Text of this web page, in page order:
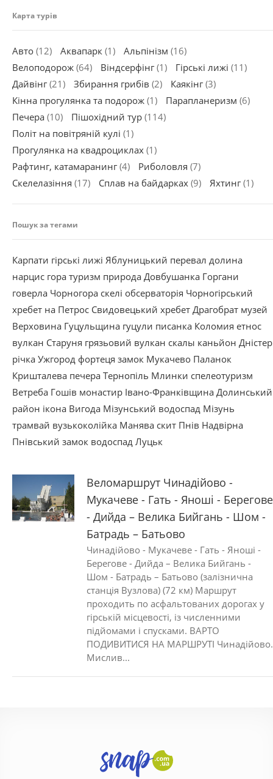
Карта турів
Авто (12) Аквапарк (1) Альпінізм (16)
Велоподорож (64) Віндсерфінг(1) Гірські лижі (11)
Дайвінг(21) Збирання грибів (2) Каякінг(3)
Кінна прогулянка та подорож (1) Парапланеризм (6)
Печера (10) Пішохідний тур (114)
Політ на повітряній кулі (1)
Прогулянка на квадроциклах (1)
Рафтинг, катамаранинг(4) Риболовля (7)
Скелелазіння (17) Сплав на байдарках (9) Яхтинг(1)
Пошук за тегами
Карпати гірські лижі Яблуницький перевал долина
нарцис гора туризм природа Довбушанка Горгани
говерла Чорногора скелі обсерваторія Чорногірський
хребет на Петрос Свидовецький хребет Драгобрат музей
Верховина Гуцульщина гуцули писанка Коломия етнос
вулкан Старуня грязьовий вулкан скалы каньйон Дністер
річка Ужгород фортеця замок Мукачево Паланок
Кришталева печера Тернопіль Млинки спелеотуризм
Ветреба Гошів монастир Івано-Франківщина Долинський
район ікона Вигода Мізунський водоспад Мізунь
трамвай вузькоколійка Манява скит Пнів Надвірна
Пнівський замок водоспад Луцьк
Веломаршрут Чинадійово -
Мукачеве - Гать - Яноші - Берегове
- Дийда – Велика Бийгань - Шом -
Батрадь – Батьово
Чинадійово - Мукачеве - Гать - Яноші -
Берегове - Дийда – Велика Бийгань -
Шом - Батрадь – Батьово (залізнична
станція Вузлова) (72 км) Маршрут
проходить по асфальтованих доро­гах у
гірській місцевості, із численними
підйомами і спусками. ВАРТО
ПОДИВИТИСЯ НА МАРШРУТІ Чинадійово.
Мислив...